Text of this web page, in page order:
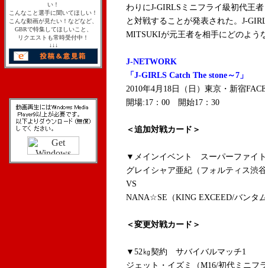
い！
こんなこと選手に聞いてほしい！
こんな動画が見たい！などなど、
GBRで特集してほしいこと、
リクエストも常時受付中！
↓↓↓
わりにJ-GIRLSミニフライ級初代王
と対戦することが発表された。J-
MITSUKIが元王者を相手にどのよう
J-NETWORK
「J-GIRLS Catch The stone～7」
2010年4月18日（日）東京・新宿
開場:17：00 開始17：30
＜追加対戦カード＞
▼メインイベント スーパーファイ
グレイシャア亜紀（フォルティス渋
VS
NANA☆SE（KING EXCEED/バンタ
＜変更対戦カード＞
▼52㎏契約 サバイバルマッチ1
ジェット・イズミ（M16/初代ミニフ